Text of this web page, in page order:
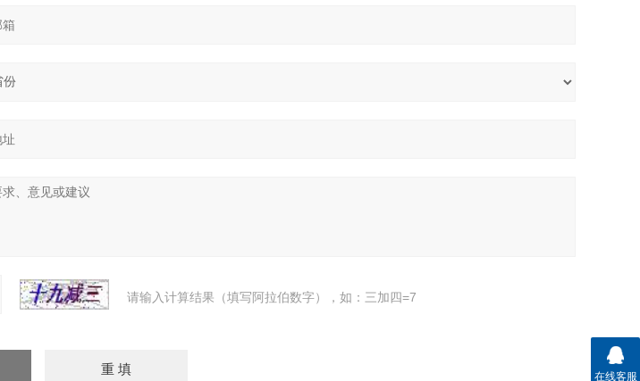
请输入计算结果（填写阿拉伯数字），如：三加四=7
在线客服